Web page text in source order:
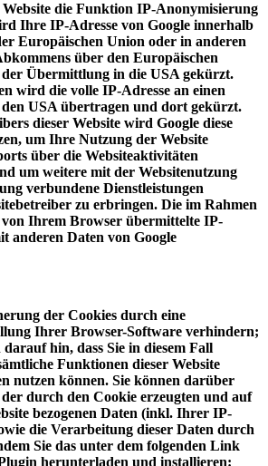
die Funktion IP-Anonymisierung
Ihre IP-Adresse von Google innerhalb
Europäischen Union oder in anderen
über den Europäischen
Übermittlung in die USA gekürzt.
wird die volle IP-Adresse an einen
USA übertragen und dort gekürzt.
dieser Website wird Google diese
um Ihre Nutzung der Website
über die Websiteaktivitäten
um weitere mit der Websitenutzung
verbundene Dienstleistungen
zu erbringen. Die im Rahmen
Ihrem Browser übermittelte IP-
anderen Daten von Google
der Cookies durch eine
Ihrer Browser-Software verhindern;
hin, dass Sie in diesem Fall
Funktionen dieser Website
nutzen können. Sie können darüber
durch den Cookie erzeugten und auf
bezogenen Daten (inkl. Ihrer IP-
die Verarbeitung dieser Daten durch
Sie das unter dem folgenden Link
herunterladen und installieren: